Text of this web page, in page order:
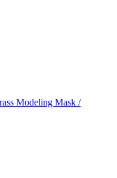
Modeling Mask /